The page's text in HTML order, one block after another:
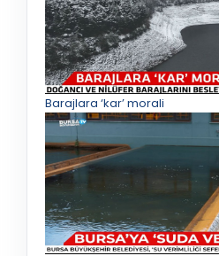
Barajlara ‘kar’ morali